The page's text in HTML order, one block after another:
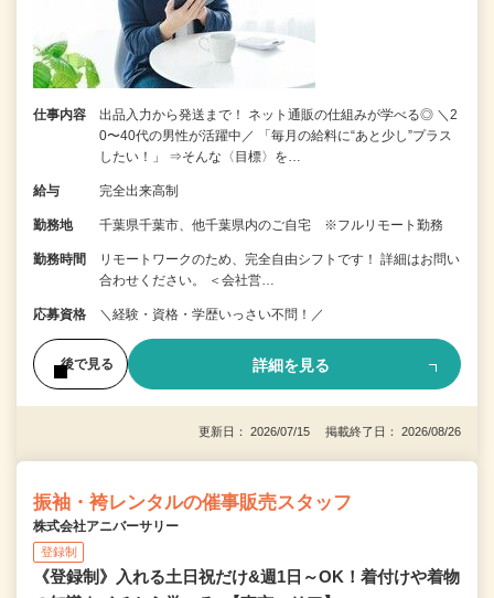
仕事内容
出品入力から発送まで！ ネット通販の仕組みが学べる◎ ＼2
0〜40代の男性が活躍中／ 「毎月の給料に“あと少し”プラス
したい！」 ⇒そんな〈目標〉を…
給与 完全出来高制
勤務地 千葉県千葉市、他千葉県内のご自宅 ※フルリモート勤務
勤務時間
リモートワークのため、完全自由シフトです！ 詳細はお問い
合わせください。 ＜会社営…
応募資格 ＼経験・資格・学歴いっさい不問！／
後で見る 詳細を見る
更新日： 2026/07/15 掲載終了日： 2026/08/26
振袖・袴レンタルの催事販売スタッフ
株式会社アニバーサリー
登録制
《登録制》入れる土日祝だけ&週1日～OK！着付けや着物